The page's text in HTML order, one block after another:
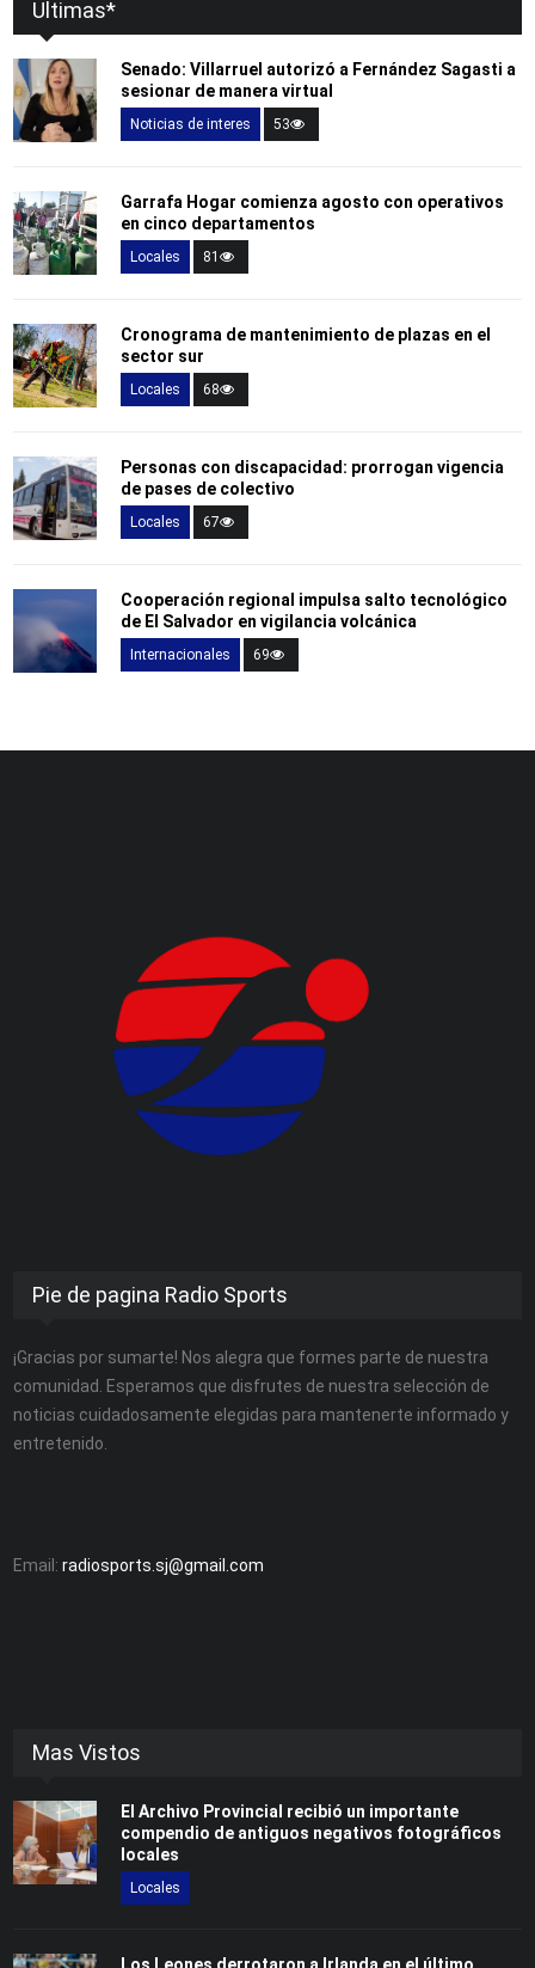
Ultimas*
Senado: Villarruel autorizó a Fernández Sagasti a
sesionar de manera virtual
Noticias de interes 53
Garrafa Hogar comienza agosto con operativos
en cinco departamentos
Locales 81
Cronograma de mantenimiento de plazas en el
sector sur
Locales 68
Personas con discapacidad: prorrogan vigencia
de pases de colectivo
Locales 67
Cooperación regional impulsa salto tecnológico
de El Salvador en vigilancia volcánica
Internacionales 69
Pie de pagina Radio Sports
¡Gracias por sumarte! Nos alegra que formes parte de nuestra
comunidad. Esperamos que disfrutes de nuestra selección de
noticias cuidadosamente elegidas para mantenerte informado y
entretenido.
Email:radiosports.sj@gmail.com
Mas Vistos
El Archivo Provincial recibió un importante
compendio de antiguos negativos fotográficos
locales
Locales
Los Leones derrotaron a Irlanda en el último